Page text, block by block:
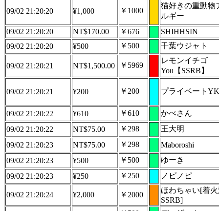
09/02 21:20:20 ¥1,000 ￥1000
猫好きの重動物
ルギー
09/02 21:20:20
NT$170.00 ￥676
SHIHHSIN
09/02 21:20:20
¥500 ￥500 千葉ウジャト
09/02 21:20:21 NT$1,500.00 ￥5969
レモンイチゴ
You【SSRB】
09/02 21:20:21 ¥200 ￥200 プライベート
09/02 21:20:22 ¥610 ￥610
かべさん
09/02 21:20:22
NT$75.00 ￥298
王大明
09/02 21:20:23
NT$75.00 ￥298
Maboroshi
09/02 21:20:23
¥500 ￥500
ゆーき
09/02 21:20:23
¥250 ￥250 ノピノピ
09/02 21:20:24 ¥2,000 ￥2000
ほわちゃい[着
SSRB]